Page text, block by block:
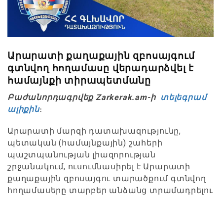
Արարատի քաղաքային զբոսայգում
գտնվող հողամասը վերադարձվել է
համայնքի տիրապետմանը
Բաժանորդագրվեք Zarkerak.am-ի տելեգրամ
ալիքին։
Արարատի մարզի դատախազությունը,
պետական (համայնքային) շահերի
պաշտպանության լիազորության
շրջանակում, ուսումնասիրել է Արարատի
քաղաքային զբոսայգու տարածքում գտնվող
հողամասերը տարբեր անձանց տրամադրելու